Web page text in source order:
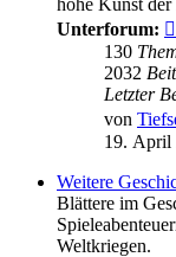
Unterforum:
130
2032
Letzter
von
19. April
Weitere
Blättere im
Weltkriegen.